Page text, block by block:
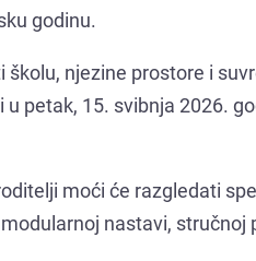
godinu.
njezine prostore i
petak, 15. svibnja 2026.
moći će razgledati
nastavi, stručnoj